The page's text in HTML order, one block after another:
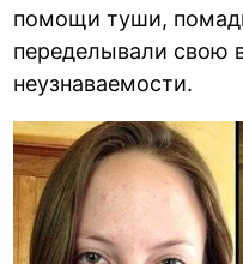
помощи туши,
переделывали свою
неузнаваемости.